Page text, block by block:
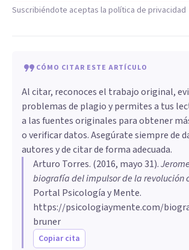
Suscribiéndote aceptas la política de privacidad
CÓMO CITAR ESTE ARTÍCULO
Al citar, reconoces el trabajo original,
problemas de plagio y permites a tus
a las fuentes originales para obtener
o verificar datos. Asegúrate siempre de
autores y de citar de forma adecuada.
Arturo Torres. (2016, mayo 31).
biografía del impulsor de la revolución
Portal Psicología y Mente.
https://psicologiaymente.com/
bruner
Copiar cita